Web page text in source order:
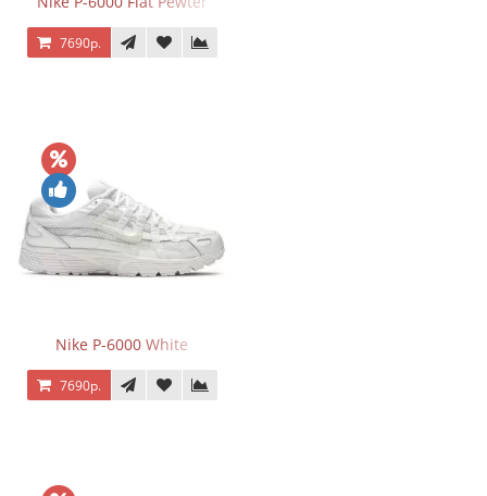
7690р.
Nike P-6000 White
7690р.